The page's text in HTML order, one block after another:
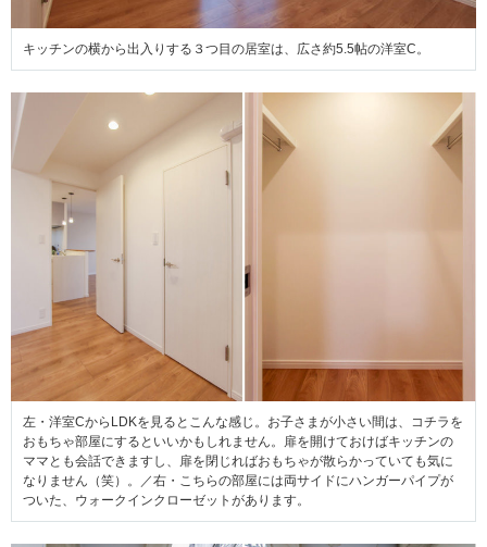
キッチンの横から出入りする３つ目の居室は、広さ約5.5帖の洋室C。
左・洋室CからLDKを見るとこんな感じ。お子さまが小さい間は、コチラを
おもちゃ部屋にするといいかもしれません。扉を開けておけばキッチンの
ママとも会話できますし、扉を閉じればおもちゃが散らかっていても気に
なりません（笑）。／右・こちらの部屋には両サイドにハンガーパイプが
ついた、ウォークインクローゼットがあります。